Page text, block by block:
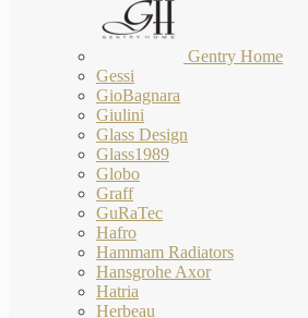
Gentry Home
Gessi
GioBagnara
Giulini
Glass Design
Glass1989
Globo
Graff
GuRaTec
Hafro
Hammam Radiators
Hansgrohe Axor
Hatria
Herbeau